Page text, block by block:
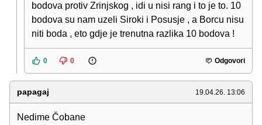
bodova protiv Zrinjskog , idi u nisi rang i to je to. 10
bodova su nam uzeli Siroki i Posusje , a Borcu nisu
niti boda , eto gdje je trenutna razlika 10 bodova !
0 0 Odgovori
papagaj 19.04.26. 13:06
Nedime Čobane